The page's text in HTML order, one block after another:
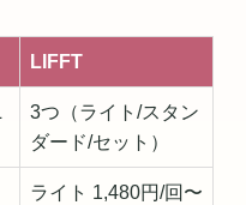
LIFFT
3つ（ライト/スタン
ダード/セット）
ライト 1,480円/回〜